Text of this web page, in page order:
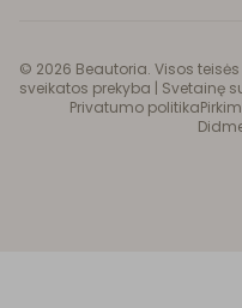
© 2026 Beautoria. Visos
sveikatos prekyba | Svetainę
Privatumo politika